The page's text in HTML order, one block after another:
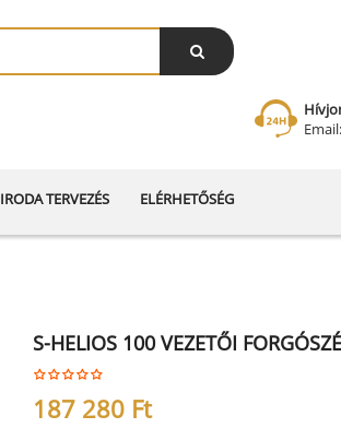
Email:
IRODA TERVEZÉS ELÉRHETŐSÉG
S-HELIOS 100 VEZETŐI
187 280 Ft